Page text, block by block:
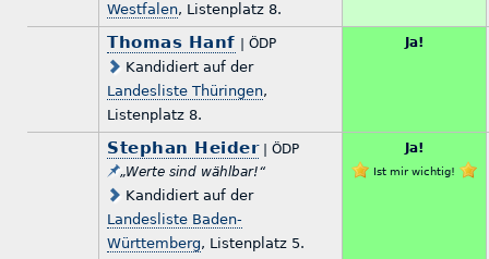
Westfalen, Listenplatz 8.
Thomas Hanf | ÖDP
Kandidiert auf der
Landesliste Thüringen,
Listenplatz 8.
Ja!
Stephan Heider| ÖDP
„Werte sind wählbar!“
Kandidiert auf der
Landesliste Baden-
Württemberg, Listenplatz 5.
Ja!
Ist mir wichtig!